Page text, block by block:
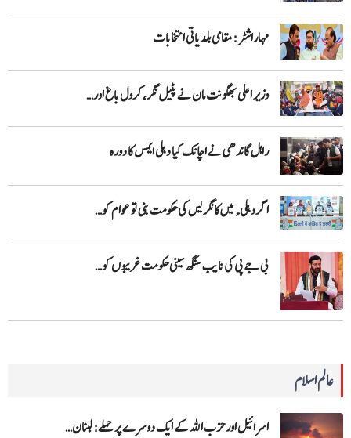
مہاراشٹر: مقامی بلدیاتی انتخابات
وزیر اعلی بھگونت مان نے پٹیل نگر، کرول باغ اور…
راہل گاندھی نے اچانک کیا دہلی ایمس کا دورہ
اگر دہلیء میں کانگریس کی حکومت بنی تو عوام کو…
بی جے پی کی نایب سنگھ سینی حکومت غریبوں کو…
عالم اسلام
اسرائیل اور حزب اللہ کے ایک دوسرے پر حملے: لبنان…